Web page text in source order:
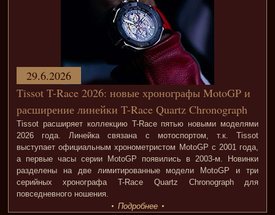
Tissot T-Race 2026: новые хронографы MotoGP и
расширение линейки T-Race Quartz Chronograph
Tissot расширяет коллекцию T-Race пятью новыми моделями
2026 года. Линейка связана с мотоспортом, т.к. Tissot
выступает официальным хронометристом MotoGP с 2001 года,
а первые часы серии MotoGP появились в 2003-м. Новинки
разделены на две лимитированные модели MotoGP и три
серийных хронографа T-Race Quartz Chronograph для
повседневного ношения.
29.6.2026
Подробнее